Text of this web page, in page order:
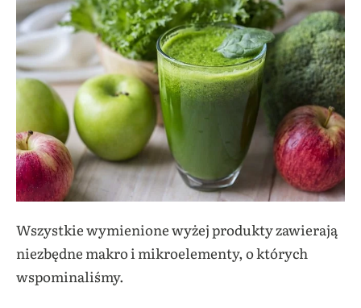
Wszystkie wymienione wyżej produkty zawierają
niezbędne makro i mikroelementy, o których
wspominaliśmy.